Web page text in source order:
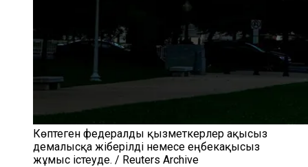
Көптеген федералды қызметкерлер ақысыз
демалысқа жіберілді немесе еңбекақысыз
жұмыс істеуде. / Reuters Archive